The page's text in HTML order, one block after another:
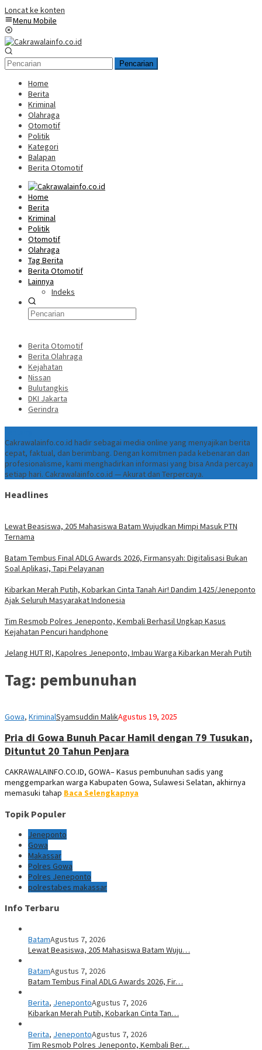
Loncat ke konten
Menu Mobile
Pencarian
Home
Berita
Kriminal
Olahraga
Otomotif
Politik
Kategori
Balapan
Berita Otomotif
Home
Berita
Kriminal
Politik
Otomotif
Olahraga
Tag Berita
Berita Otomotif
Lainnya
Indeks
Berita Otomotif
Berita Olahraga
Kejahatan
Nissan
Bulutangkis
DKI Jakarta
Gerindra
Cakrawalainfo.co.id hadir sebagai media online yang menyajikan berita
cepat, faktual, dan berimbang. Dengan komitmen pada kebenaran dan
profesionalisme, kami menghadirkan informasi yang bisa Anda percaya
setiap hari. Cakrawalainfo.co.id — Akurat dan Terpercaya.
Headlines
Lewat Beasiswa, 205 Mahasiswa Batam Wujudkan Mimpi Masuk PTN
Ternama
Batam Tembus Final ADLG Awards 2026, Firmansyah: Digitalisasi Bukan
Soal Aplikasi, Tapi Pelayanan
Kibarkan Merah Putih, Kobarkan Cinta Tanah Air! Dandim 1425/Jeneponto
Ajak Seluruh Masyarakat Indonesia
Tim Resmob Polres Jeneponto, Kembali Berhasil Ungkap Kasus
Kejahatan Pencuri handphone
Jelang HUT RI, Kapolres Jeneponto, Imbau Warga Kibarkan Merah Putih
Tag: pembunuhan
Gowa, KriminalSyamsuddin MalikAgustus 19, 2025
Pria di Gowa Bunuh Pacar Hamil dengan 79 Tusukan,
Dituntut 20 Tahun Penjara
CAKRAWALAINFO.CO.ID, GOWA– Kasus pembunuhan sadis yang
menggemparkan warga Kabupaten Gowa, Sulawesi Selatan, akhirnya
memasuki tahap Baca Selengkapnya
Topik Populer
Jeneponto
Gowa
Makassar
Polres Gowa
Polres Jeneponto
polrestabes makassar
Info Terbaru
BatamAgustus 7, 2026
Lewat Beasiswa, 205 Mahasiswa Batam Wuju…
BatamAgustus 7, 2026
Batam Tembus Final ADLG Awards 2026, Fir…
Berita, JenepontoAgustus 7, 2026
Kibarkan Merah Putih, Kobarkan Cinta Tan…
Berita, JenepontoAgustus 7, 2026
Tim Resmob Polres Jeneponto, Kembali Ber…